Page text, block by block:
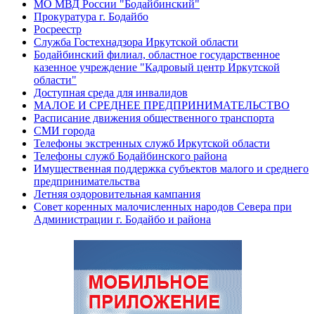
МО МВД России "Бодайбинский"
Прокуратура г. Бодайбо
Росреестр
Служба Гостехнадзора Иркутской области
Бодайбинский филиал, областное государственное
казенное учреждение "Кадровый центр Иркутской
области"
Доступная среда для инвалидов
МАЛОЕ И СРЕДНЕЕ ПРЕДПРИНИМАТЕЛЬСТВО
Расписание движения общественного транспорта
СМИ города
Телефоны экстренных служб Иркутской области
Телефоны служб Бодайбинского района
Имущественная поддержка субъектов малого и среднего
предпринимательства
Летняя оздоровительная кампания
Совет коренных малочисленных народов Севера при
Администрации г. Бодайбо и района